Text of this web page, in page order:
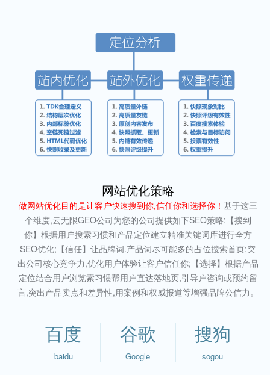
网站优化策略
做网站优化目的是让客户快速搜到你,信任你和选择你！ 基于这三
个维度,云无限GEO公司为您的公司提供如下SEO策略:【搜到
你】根据用户搜索习惯和产品定位建立精准关键词库进行全方
SEO优化;【信任】让品牌词.产品词尽可能多的占位搜索首页;突
出公司核心竞争力,优化用户体验让客户信任你;【选择】根据产品
定位结合用户浏览索习惯帮用户直达落地页,引导户咨询或预约留
言,突出产品卖点和差异性,用案例和权威报道等增强品牌公信力。
百度
baidu
谷歌
Google
搜狗
sogou